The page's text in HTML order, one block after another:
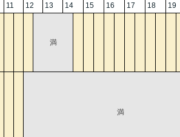
11 12 13 14 15 16 17 18 19
満
満